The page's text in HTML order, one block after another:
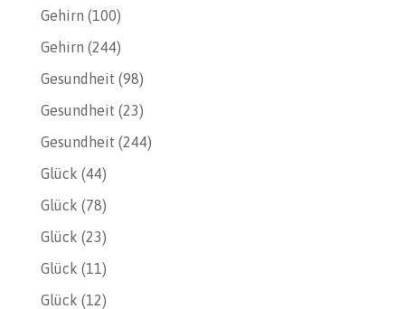
Gehirn (100)
Gehirn (244)
Gesundheit (98)
Gesundheit (23)
Gesundheit (244)
Glück (44)
Glück (78)
Glück (23)
Glück (11)
Glück (12)